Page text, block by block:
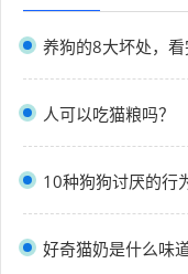
人可以吃猫粮吗？
10种狗狗讨厌的行